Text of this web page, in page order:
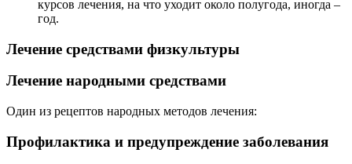
курсов лечения, на что уходит около полугода, иногда –
год.
Лечение средствами физкультуры
Лечение народными средствами
Один из рецептов народных методов лечения:
Профилактика и предупреждение заболевания